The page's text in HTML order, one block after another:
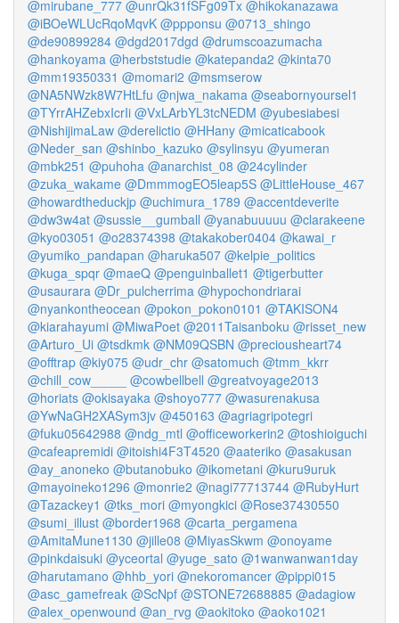
@mirubane_777 @unrQk31fSFg09Tx @hikokanazawa
@iBOeWLUcRqoMqvK @ppponsu @0713_shingo
@de90899284 @dgd2017dgd @drumscoazumacha
@hankoyama @herbststudie @katepanda2 @kinta70
@mm19350331 @momari2 @msmserow
@NA5NWzk8W7HtLfu @njwa_nakama @seabornyoursel1
@TYrrAHZebxIcrIi @VxLArbYL3tcNEDM @yubesiabesi
@NishijimaLaw @derelictio @HHany @micaticabook
@Neder_san @shinbo_kazuko @sylinsyu @yumeran
@mbk251 @puhoha @anarchist_08 @24cylinder
@zuka_wakame @DmmmogEO5leap5S @LittleHouse_467
@howardtheduckjp @uchimura_1789 @accentdeverite
@dw3w4at @sussie__gumball @yanabuuuuu @clarakeene
@kyo03051 @o28374398 @takakober0404 @kawai_r
@yumiko_pandapan @haruka507 @kelpie_politics
@kuga_spqr @maeQ @penguinballet1 @tigerbutter
@usaurara @Dr_pulcherrima @hypochondriarai
@nyankontheocean @pokon_pokon0101 @TAKISON4
@kiarahayumi @MiwaPoet @2011Taisanboku @risset_new
@Arturo_Ui @tsdkmk @NM09QSBN @preciousheart74
@offtrap @kiy075 @udr_chr @satomuch @tmm_kkrr
@chill_cow_____
@cowbellbell @greatvoyage2013
@horiats @okisayaka @shoyo777 @wasurenakusa
@YwNaGH2XASym3jv @450163 @agriagripotegri
@fuku05642988 @ndg_mtl @officeworkerin2 @toshioiguchi
@cafeapremidi @itoishi4F3T4520 @aateriko @asakusan
@ay_anoneko @butanobuko @ikometani @kuru9uruk
@mayoineko1296 @monrie2 @nagi77713744 @RubyHurt
@Tazackey1 @tks_mori @myongkici @Rose37430550
@sumi_illust @border1968 @carta_pergamena
@AmitaMune1130 @jille08 @MiyasSkwm @onoyame
@pinkdaisuki @yceortal @yuge_sato @1wanwanwan1day
@harutamano @hhb_yori @nekoromancer @pippi015
@asc_gamefreak @ScNpf @STONE72688885 @adagiow
@alex_openwound @an_rvg @aokitoko @aoko1021